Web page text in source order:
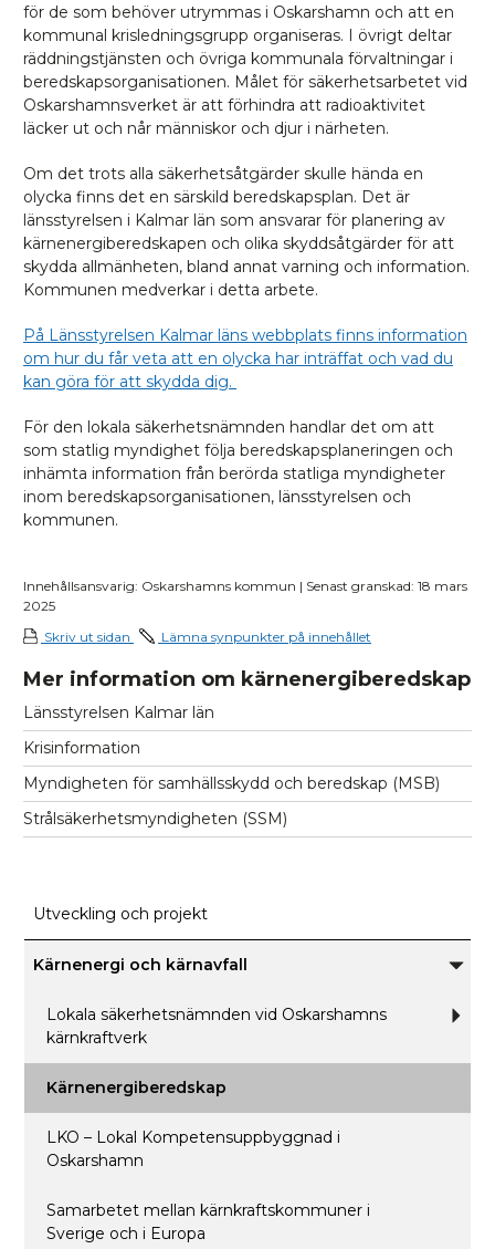
för de som behöver utrymmas i Oskarshamn och att en
kommunal krisledningsgrupp organiseras. I övrigt deltar
räddningstjänsten och övriga kommunala förvaltningar i
beredskapsorganisationen. Målet för säkerhetsarbetet vid
Oskarshamnsverket är att förhindra att radioaktivitet
läcker ut och når människor och djur i närheten.
Om det trots alla säkerhetsåtgärder skulle hända en
olycka finns det en särskild beredskapsplan. Det är
länsstyrelsen i Kalmar län som ansvarar för planering av
kärnenergiberedskapen och olika skyddsåtgärder för att
skydda allmänheten, bland annat varning och information.
Kommunen medverkar i detta arbete.
På Länsstyrelsen Kalmar läns webbplats finns information
om hur du får veta att en olycka har inträffat och vad du
kan göra för att skydda dig.
För den lokala säkerhetsnämnden handlar det om att
som statlig myndighet följa beredskapsplaneringen och
inhämta information från berörda statliga myndigheter
inom beredskapsorganisationen, länsstyrelsen och
kommunen.
Innehållsansvarig: Oskarshamns kommun | Senast granskad: 18 mars
2025
Skriv ut sidan
Lämna synpunkter på innehållet
Mer information om kärnenergiberedskap
Länsstyrelsen Kalmar län
Krisinformation
Myndigheten för samhällsskydd och beredskap (MSB)
Strålsäkerhetsmyndigheten (SSM)
Utveckling och projekt
Kärnenergi och kärnavfall
och
Lokala säkerhetsnämnden vid Oskarshamns
kärnkraftverk
Kärnenergiberedskap
LKO – Lokal Kompetensuppbyggnad i
Oskarshamn
Samarbetet mellan kärnkraftskommuner i
Sverige och i Europa